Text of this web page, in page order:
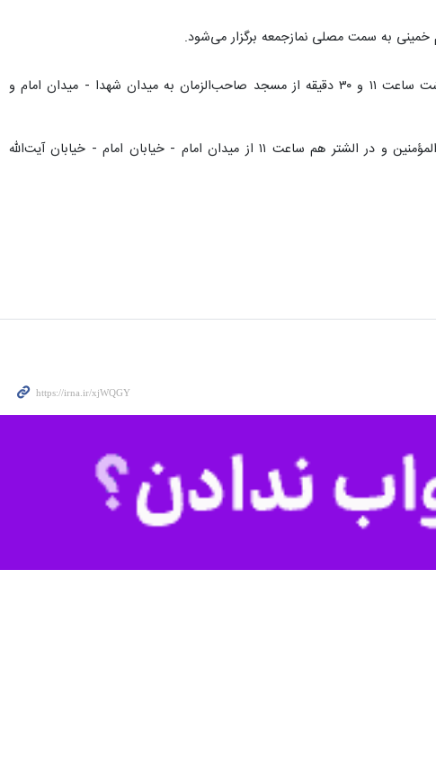
در شهرستان دورود نیز راهپیمایی ساعت ۱۱ و ۳۰ دقیقه از میدان امام حسین به مصلی نمازجمعه و در کوهدشت ساعت ۱۱ و ۳۰ دقیقه از مسجد صاحب‌الزمان به میدان شهدا - میدان امام و
راهپیمایی مردم شهر پلدختر نیز ساعت ۱۱ از میدان شهید بهشتی - خیابان معلم جنوبی به سمت مسجد امیرالمؤمنین و در الشتر هم ساعت ۱۱ از میدان امام - خیابان امام - خیابان آیت‌الله